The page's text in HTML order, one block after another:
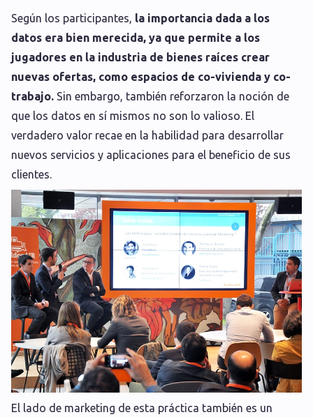
Según los participantes, la importancia dada a los
datos era bien merecida, ya que permite a los
jugadores en la industria de bienes raíces crear
nuevas ofertas, como espacios de co-vivienda y co-
trabajo. Sin embargo, también reforzaron la noción de
que los datos en sí mismos no son lo valioso. El
verdadero valor recae en la habilidad para desarrollar
nuevos servicios y aplicaciones para el beneficio de sus
clientes.
El lado de marketing de esta práctica también es un